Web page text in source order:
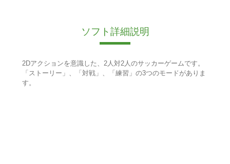
ソフト詳細説明
2Dアクションを意識した、2人対2人のサッカーゲームです。
「ストーリー」、「対戦」、「練習」の3つのモードがありま
す。